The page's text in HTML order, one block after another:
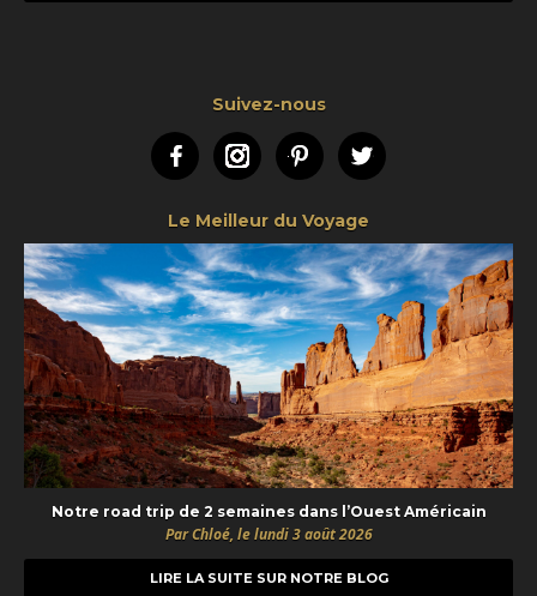
Suivez-nous
FacebookInstagramPinterestTwitter
Le Meilleur du Voyage
Notre road trip de 2 semaines dans l’Ouest Américain
Par Chloé, le lundi 3 août 2026
LIRE LA SUITE SUR NOTRE BLOG